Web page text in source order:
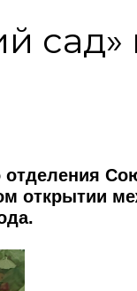
сад»
отделения
открытии